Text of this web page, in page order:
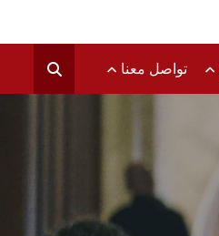
تواصل معنا